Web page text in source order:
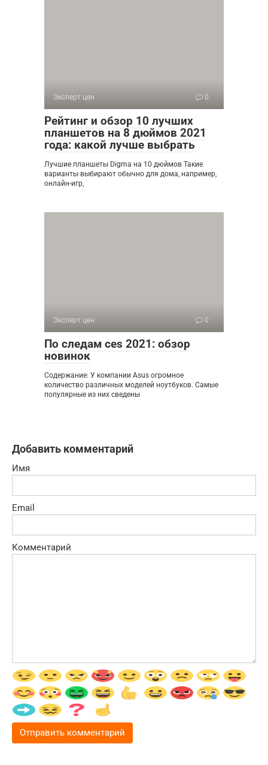
Эксперт цен 0
Рейтинг и обзор 10 лучших
планшетов на 8 дюймов 2021
года: какой лучше выбрать
Лучшие планшеты Digma на 10 дюймов Такие
варианты выбирают обычно для дома, например,
онлайн-игр,
Эксперт цен 0
По следам ces 2021: обзор
новинок
Содержание: У компании Asus огромное
количество различных моделей ноутбуков. Самые
популярные из них сведены
Добавить комментарий
Имя
Email
Комментарий